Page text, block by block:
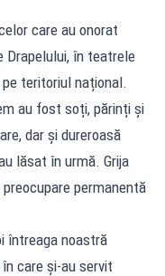
care au onorat
în teatrele
teritoriul național.
au fost soți, părinți și
dar și dureroasă
lăsat în urmă. Grija
permanentă
întreaga noastră
care şi-au servit